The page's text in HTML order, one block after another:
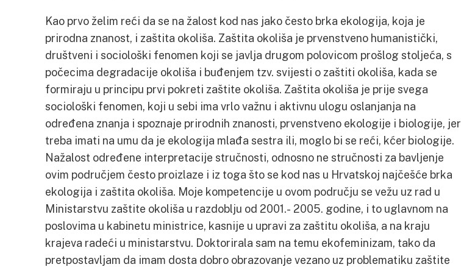
Kao prvo želim reći da se na žalost kod nas jako često brka ekologija, koja je
prirodna znanost, i zaštita okoliša. Zaštita okoliša je prvenstveno humanistički,
društveni i sociološki fenomen koji se javlja drugom polovicom prošlog stoljeća, s
počecima degradacije okoliša i buđenjem tzv. svijesti o zaštiti okoliša, kada se
formiraju u principu prvi pokreti zaštite okoliša. Zaštita okoliša je prije svega
sociološki fenomen, koji u sebi ima vrlo važnu i aktivnu ulogu oslanjanja na
određena znanja i spoznaje prirodnih znanosti, prvenstveno ekologije i biologije, jer
treba imati na umu da je ekologija mlađa sestra ili, moglo bi se reći, kćer biologije.
Nažalost određene interpretacije stručnosti, odnosno ne stručnosti za bavljenje
ovim područjem često proizlaze i iz toga što se kod nas u Hrvatskoj najčešće brka
ekologija i zaštita okoliša. Moje kompetencije u ovom području se vežu uz rad u
Ministarstvu zaštite okoliša u razdoblju od 2001.- 2005. godine, i to uglavnom na
poslovima u kabinetu ministrice, kasnije u upravi za zaštitu okoliša, a na kraju
krajeva radeći u ministarstvu. Doktorirala sam na temu ekofeminizam, tako da
pretpostavljam da imam dosta dobro obrazovanje vezano uz problematiku zaštite